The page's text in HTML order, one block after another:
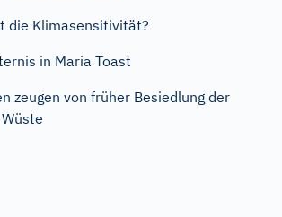
die Klimasensitivität?
in Maria Toast
zeugen von früher Besiedlung der